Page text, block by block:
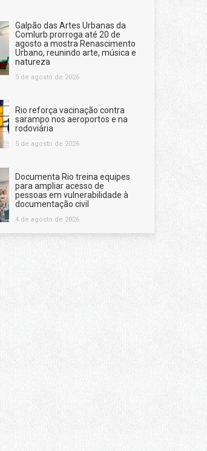
Galpão das Artes Urbanas da
Comlurb prorroga até 20 de
agosto a mostra Renascimento
Urbano, reunindo arte, música e
natureza
5 de agosto de 2026
Rio reforça vacinação contra
sarampo nos aeroportos e na
rodoviária
5 de agosto de 2026
Documenta Rio treina equipes
para ampliar acesso de
pessoas em vulnerabilidade à
documentação civil
4 de agosto de 2026